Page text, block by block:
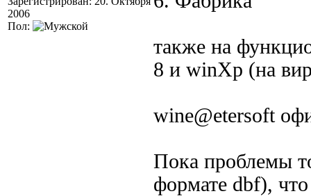
2006
Пол:
также на
8 и winXp (на
wine@etersoft
Пока проблемы
формате dbf),